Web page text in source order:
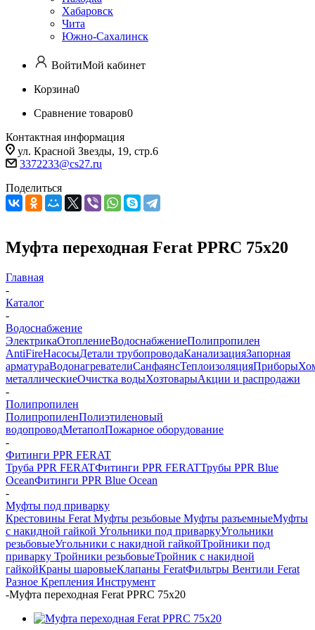
Хабаровск
Чита
Южно-Сахалинск
ВойтиМой кабинет
Корзина0
Сравнение товаров0
Контактная информация
ул. Красной Звезды, 19, стр.6
3372233@cs27.ru
Поделиться
Муфта переходная Ferat PPRC 75х20
Главная
-
Каталог
-
Водоснабжение
ЭлектрикаОтоплениеВодоснабжениеПолипропилен
AntiFireНасосыДетали трубопроводаКанализацияЗапорная
арматураВодонагревателиСанфаянсТеплоизоляцияПриборы
металлическиеОчистка водыХозтоварыАкции и распродажи
-
Полипропилен
ПолипропиленПолиэтиленовый
водопроводМетаполПожарное оборудование
-
Фитинги PPR FERAT
Труба PPR FERATФитинги PPR FERATТрубы PPR Blue
OceanФитинги PPR Blue Ocean
-
Муфты под приварку
Крестовины Ferat Муфты резьбовые Муфты разъемныеМуфты
с накидной гайкой Угольники под приваркуУгольники
резьбовыеУгольники с накидной гайкойТройники под
приварку Тройники резьбовыеТройник с накидной
гайкойКраны шаровыеКлапаны FeratФильтры Вентили Ferat
Разное Крепления Инструмент
-Муфта переходная Ferat PPRC 75х20